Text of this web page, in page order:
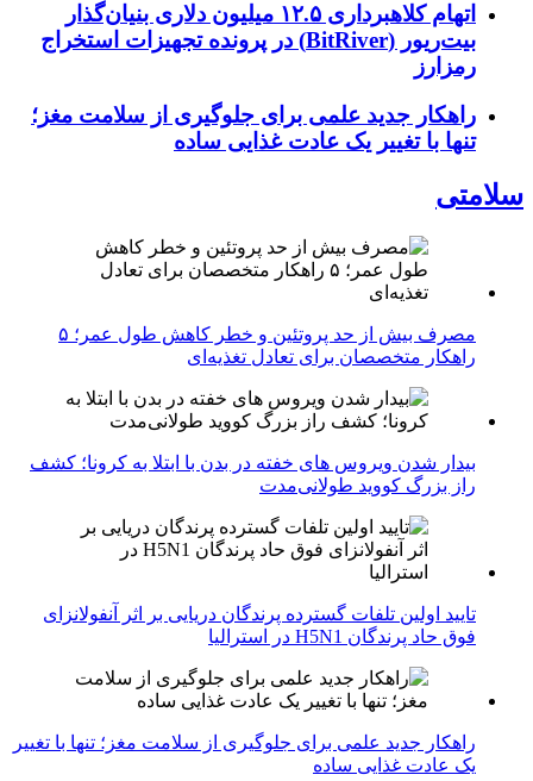
اتهام کلاهبرداری ۱۲.۵ میلیون دلاری بنیان‌گذار
بیت‌ریور (BitRiver) در پرونده تجهیزات استخراج
رمزارز
راهکار جدید علمی برای جلوگیری از سلامت مغز؛
تنها با تغییر یک عادت غذایی ساده
سلامتی
مصرف بیش از حد پروتئین و خطر کاهش طول عمر؛ ۵
راهکار متخصصان برای تعادل تغذیه‌ای
بیدار شدن ویروس‌ های خفته در بدن با ابتلا به کرونا؛ کشف
راز بزرگ کووید طولانی‌مدت
تایید اولین تلفات گسترده پرندگان دریایی بر اثر آنفولانزای
فوق حاد پرندگان H5N1 در استرالیا
راهکار جدید علمی برای جلوگیری از سلامت مغز؛ تنها با تغییر
یک عادت غذایی ساده